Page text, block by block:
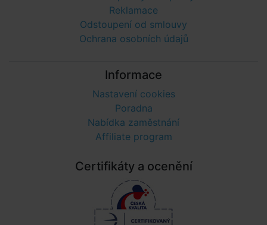
Reklamace
Odstoupení od smlouvy
Ochrana osobních údajů
Informace
Nastavení cookies
Poradna
Nabídka zaměstnání
Affiliate program
Certifikáty a ocenění